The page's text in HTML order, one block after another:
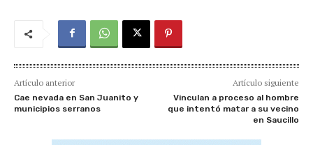
Artículo anterior
Cae nevada en San Juanito y
municipios serranos
Artículo siguiente
Vinculan a proceso al hombre
que intentó matar a su vecino
en Saucillo